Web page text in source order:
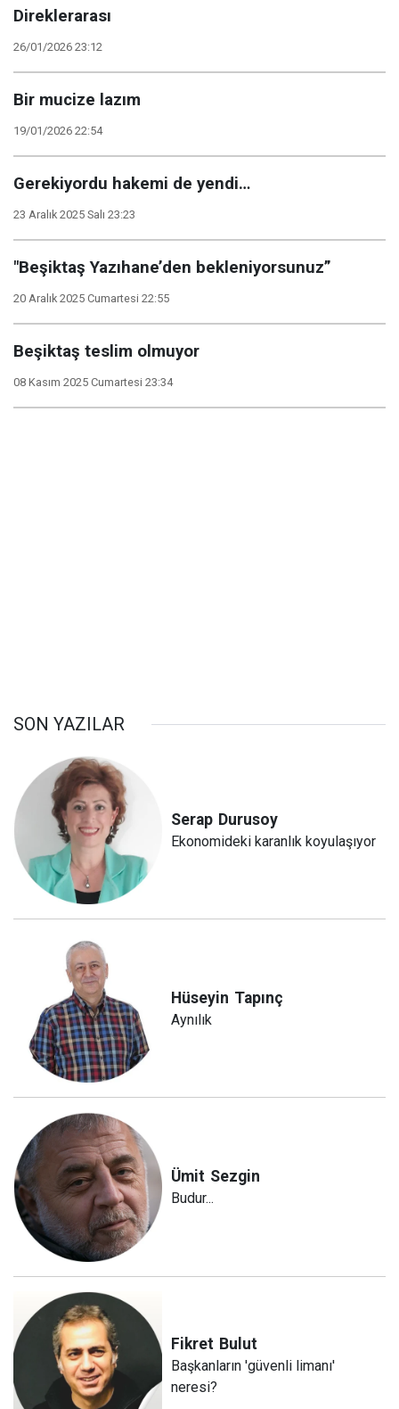
Direklerarası
26/01/2026 23:12
Bir mucize lazım
19/01/2026 22:54
Gerekiyordu hakemi de yendi…
23 Aralık 2025 Salı 23:23
"Beşiktaş Yazıhane’den bekleniyorsunuz”
20 Aralık 2025 Cumartesi 22:55
Beşiktaş teslim olmuyor
08 Kasım 2025 Cumartesi 23:34
SON YAZILAR
Serap Durusoy
Ekonomideki karanlık koyulaşıyor
Hüseyin Tapınç
Aynılık
Ümit Sezgin
Budur...
Fikret Bulut
Başkanların 'güvenli limanı'
neresi?